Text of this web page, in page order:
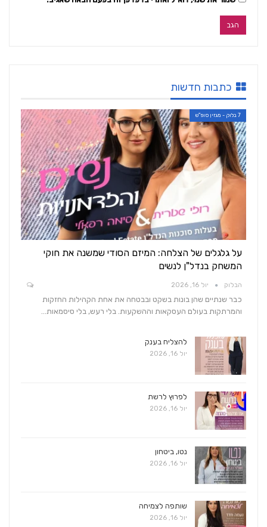
כתבות חדשות
7 בלוק - מגזין סופ"ש
על גלגלים של הצלחה: המיזם הסודי שמשנה את חוקי
המשחק בנדל"ן לנשים
הבלוק יול 16, 2026
כבר שנתיים שהן בונות בשקט ובבטחה את אחת הקהילות החזקות
והמרתקות בעולם העסקאות וההשקעות. בלי רעש, בלי סיסמאות…
להצליח בענק
יול 16, 2026
לפרוץ לרשת
יול 16, 2026
נטו, ביטחון
יול 16, 2026
שותפה לצמיחה
יול 16, 2026